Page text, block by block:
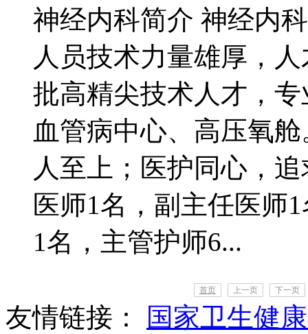
神经内科简介 神经内
人员技术力量雄厚，
批高精尖技术人才，
血管病中心、高压氧
人至上；医护同心，
医师1名，副主任医师
1名，主管护师6...
首页 上一页 下一页
友情链接：
国家卫生健